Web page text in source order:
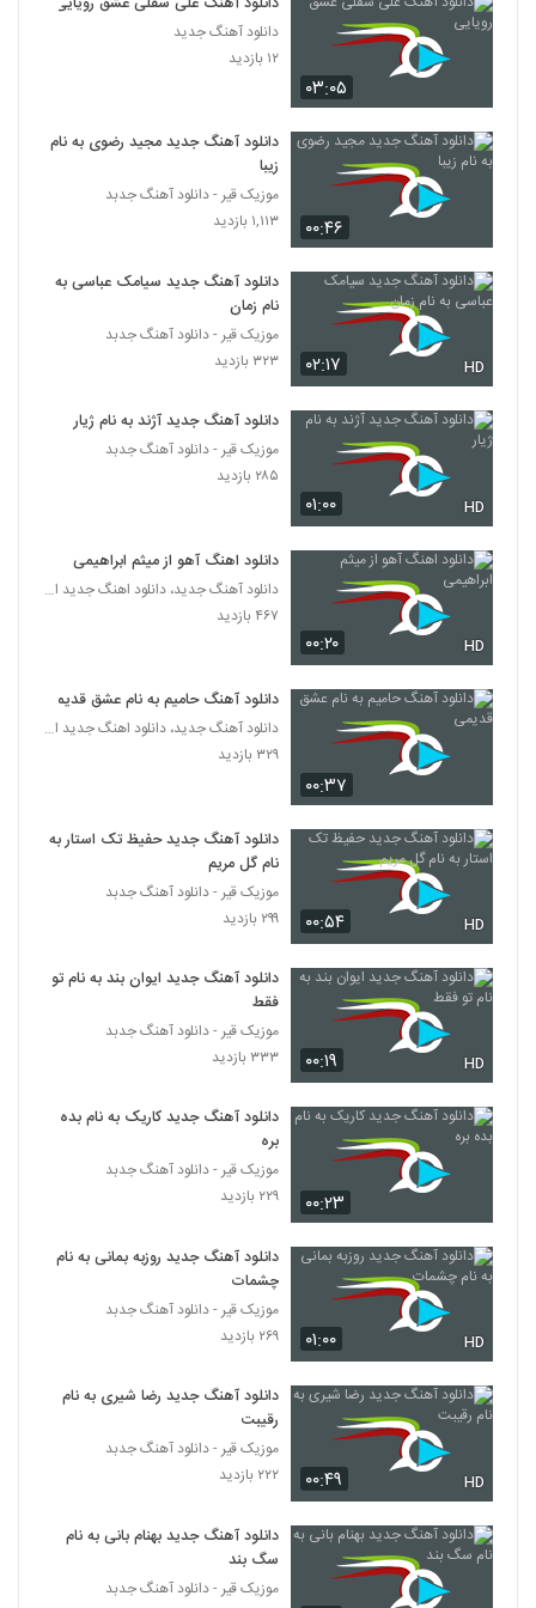
382
۵۴۵ بازدید
383
Nik Mano Asabi Kardeh)
آرین بشارتی آهنگ ضربان قلبم
385
دانلود آهنگ محمد بهرامی بارون
(Mohammad Bahrami Baron)
Kianosh Khayyat
۵۶۷ بازدید
علی صدیقی آهنگ صد سال عشق
388
دانلود آهنگ جدید و زیبای علی شمس الهی با
نام حرفات شیرین
دانلود آهنگ سر به راه از سامان جلیلی
۱,۰۰۷ بازدید
دانلود آهنگ محمد معتمدی حالا که می روی
(Mohamad Motamedi Hala Ke
Miravi)
۱,۳۱۲ بازدید
موزیک زیبای قسم میخورد از محمدرضا عشریه
دانلود آهنگ ای عشق از فریدون آسرایی
393
دانلود آهنگ دختر از عماد
۴,۹۹۲ بازدید
آهنگ عباس قادری بنام زمونه
395
دانلود آهنگ جدید و زیبای حامد برادران با نام
۷۱۲ بازدید
396
دانلود آهنگ بشمار سه از ادوین
۷۹۵ بازدید
Farzad Farrokh Royaye Man
398
آهنگ علیرضا روزگار بنام قرار آخر
۹۷۳ بازدید
آهنگ جی دال بنام آیه الترپ
۰۳:۰۵
دانلود آهنگ جدید
۱۲ بازدید
۰۰:۴۶
دانلود آهنگ جدید مجید رضوی به نام
زیبا
موزیک قیر - دانلود آهنگ جدبد
۱,۱۱۳ بازدید
۰۲:۱۷ HD
دانلود آهنگ جدید سیامک عباسی به
نام زمان
موزیک قیر - دانلود آهنگ جدبد
۳۲۳ بازدید
۰۱:۰۰ HD
دانلود آهنگ جدید آژند به نام ژیار
موزیک قیر - دانلود آهنگ جدبد
۲۸۵ بازدید
۰۰:۲۰ HD
دانلود اهنگ آهو از میثم ابراهیمی
دانلود آهنگ جدید، دانلود اهنگ جدید ایرانی
۴۶۷ بازدید
۰۰:۳۷
دانلود آهنگ حامیم به نام عشق قدیمی
دانلود آهنگ جدید، دانلود اهنگ جدید ایرانی
۳۲۹ بازدید
۰۰:۵۴ HD
دانلود آهنگ جدید حفیظ تک استار به
نام گل مریم
موزیک قیر - دانلود آهنگ جدبد
۲۹۹ بازدید
۰۰:۱۹ HD
دانلود آهنگ جدید ایوان بند به نام تو
فقط
موزیک قیر - دانلود آهنگ جدبد
۳۳۳ بازدید
۰۰:۲۳
دانلود آهنگ جدید کاریک به نام بده
بره
موزیک قیر - دانلود آهنگ جدبد
۲۲۹ بازدید
۰۱:۰۰ HD
دانلود آهنگ جدید روزبه بمانی به نام
چشمات
موزیک قیر - دانلود آهنگ جدبد
۲۶۹ بازدید
۰۰:۴۹ HD
دانلود آهنگ جدید رضا شیری به نام
رقیبت
موزیک قیر - دانلود آهنگ جدبد
۲۲۲ بازدید
دانلود آهنگ جدید بهنام بانی به نام
سگ بند
موزیک قیر - دانلود آهنگ جدبد